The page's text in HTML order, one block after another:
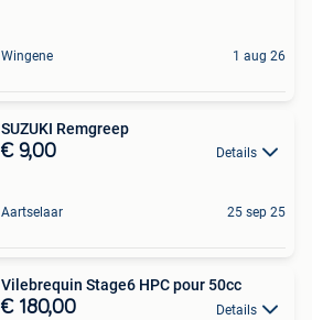
Wingene 1 aug 26
SUZUKI Remgreep
€ 9,00 Details
Aartselaar 25 sep 25
Vilebrequin Stage6 HPC pour 50cc
€ 180,00 Details